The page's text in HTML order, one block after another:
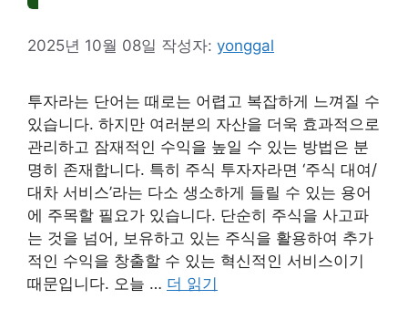
2025년 10월 08일 작성자: yonggal
투자라는 단어는 때로는 어렵고 복잡하게 느껴질 수
있습니다. 하지만 여러분의 자산을 더욱 효과적으로
관리하고 잠재적인 수익을 높일 수 있는 방법은 분
명히 존재합니다. 특히 주식 투자자라면 ‘주식 대여/
대차 서비스’라는 다소 생소하게 들릴 수 있는 용어
에 주목할 필요가 있습니다. 단순히 주식을 사고파
는 것을 넘어, 보유하고 있는 주식을 활용하여 추가
적인 수익을 창출할 수 있는 혁신적인 서비스이기
때문입니다. 오늘 … 더 읽기